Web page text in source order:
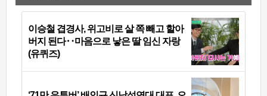
이승철 겹경사, 위고비로 살 쪽 빼고 할아
버지 된다‥마음으로 낳은 딸 임신 자랑
(유퀴즈)